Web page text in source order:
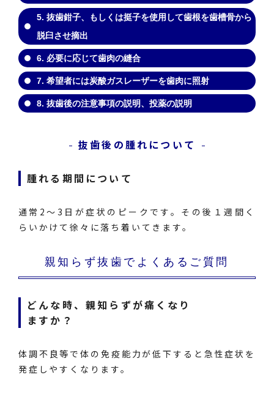
5. 抜歯鉗子、もしくは挺子を使用して歯根を歯槽骨から
脱臼させ摘出
6. 必要に応じて歯肉の縫合
7. 希望者には炭酸ガスレーザーを歯肉に照射
8. 抜歯後の注意事項の説明、投薬の説明
抜歯後の腫れについて
腫れる期間について
通常2～3日が症状のピークです。その後１週間く
らいかけて徐々に落ち着いてきます。
親知らず抜歯でよくあるご質問
どんな時、親知らずが痛くなり
ますか？
体調不良等で体の免疫能力が低下すると急性症状を
発症しやすくなります。